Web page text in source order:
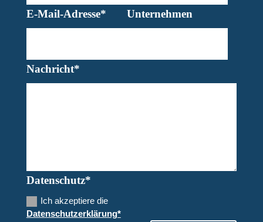
E-Mail-Adresse* Unternehmen
Nachricht*
Datenschutz*
Ich akzeptiere die
Datenschutzerklärung*